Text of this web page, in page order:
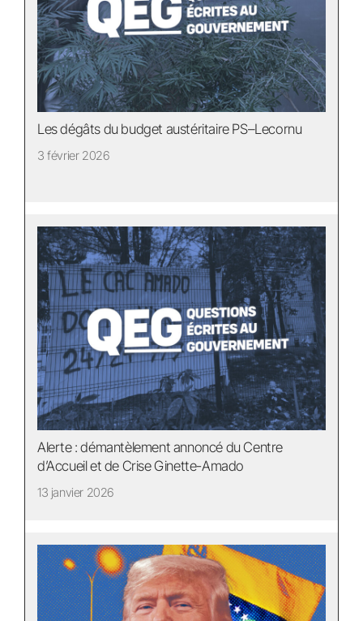
Les dégâts du budget austéritaire PS–Lecornu
3 février 2026
Alerte : démantèlement annoncé du Centre
d’Accueil et de Crise Ginette-Amado
13 janvier 2026